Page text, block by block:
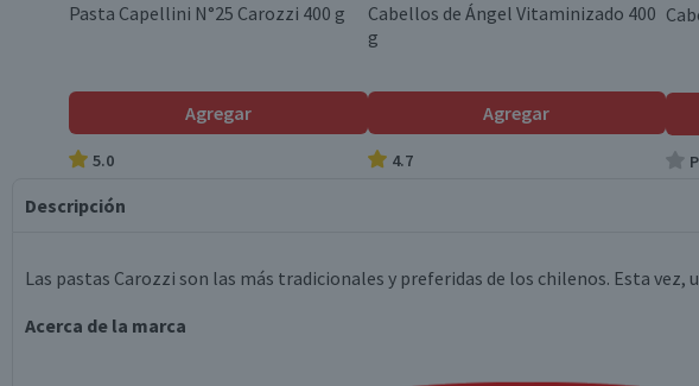
Pasta Capellini N°25 Carozzi 400 g
Agregar
5.0
Cabellos de Ángel Vitaminizado 400
g
Agregar
4.7
Descripción
Las pastas Carozzi son las más tradicionales y preferidas de los chilenos. Esta vez,
Acerca de la marca